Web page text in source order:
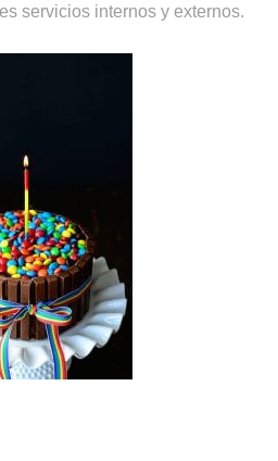
servicios internos y externos.